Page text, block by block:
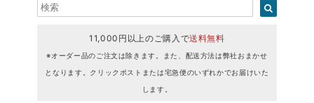
11,000円以上のご購入で送料無料
※オーダー品のご注文は除きます。また、配送方法は弊社おまかせ
となります。クリックポストまたは宅急便のいずれかでお届けいた
します。